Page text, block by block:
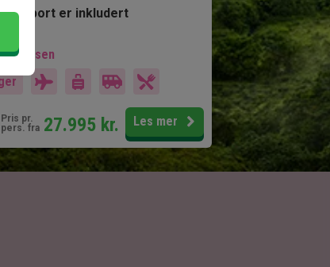
er inkludert
i prisen
Pris pr.
pers. fra 27.995 kr. Les mer